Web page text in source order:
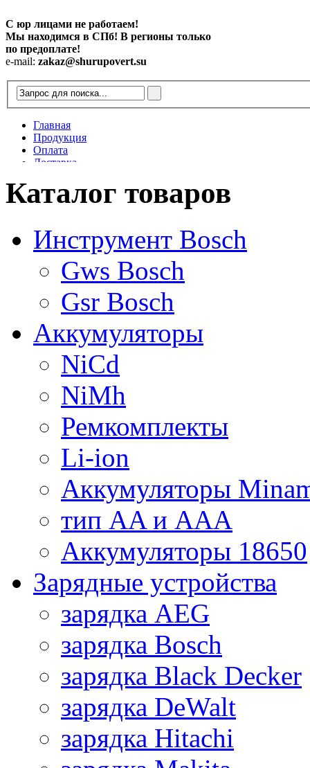
С юр лицами не работаем!
Мы находимся в СПб! В регионы только
по предоплате!
e-mail: zakaz@shurupovert.su
Главная
Продукция
Оплата
Доставка
Статьи
Каталог товаров
Инструмент Bosch
Gws Bosch
Gsr Bosch
Аккумуляторы
NiCd
NiMh
Ремкомплекты
Li-ion
Аккумуляторы
тип AA и AAA
Аккумуляторы 18650
Зарядные устройства
зарядка AEG
зарядка Bosch
зарядка Black Decker
зарядка DeWalt
зарядка Hitachi